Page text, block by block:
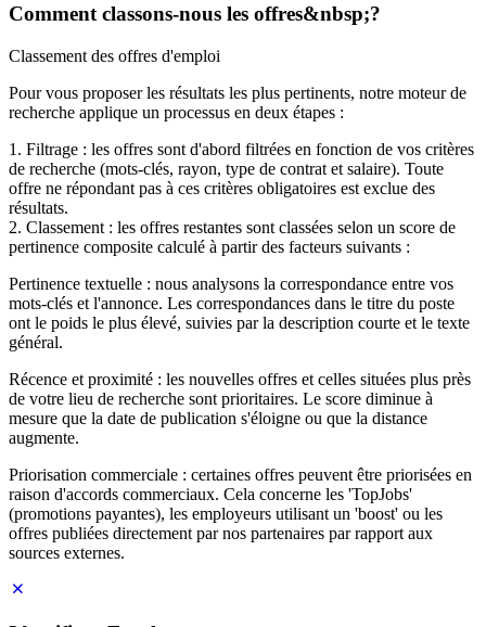
Comment classons-nous les offres&nbsp;?
Classement des offres d'emploi
Pour vous proposer les résultats les plus pertinents, notre moteur de
recherche applique un processus en deux étapes :
1. Filtrage : les offres sont d'abord filtrées en fonction de vos critères
de recherche (mots-clés, rayon, type de contrat et salaire). Toute
offre ne répondant pas à ces critères obligatoires est exclue des
résultats.
2. Classement : les offres restantes sont classées selon un score de
pertinence composite calculé à partir des facteurs suivants :
Pertinence textuelle : nous analysons la correspondance entre vos
mots-clés et l'annonce. Les correspondances dans le titre du poste
ont le poids le plus élevé, suivies par la description courte et le texte
général.
Récence et proximité : les nouvelles offres et celles situées plus près
de votre lieu de recherche sont prioritaires. Le score diminue à
mesure que la date de publication s'éloigne ou que la distance
augmente.
Priorisation commerciale : certaines offres peuvent être priorisées en
raison d'accords commerciaux. Cela concerne les 'TopJobs'
(promotions payantes), les employeurs utilisant un 'boost' ou les
offres publiées directement par nos partenaires par rapport aux
sources externes.